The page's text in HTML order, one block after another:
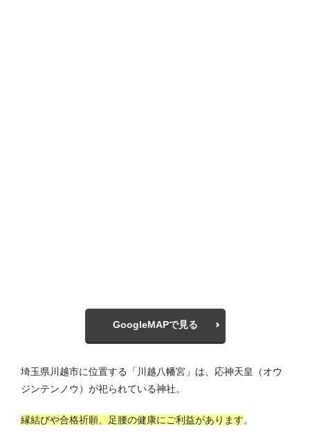
GoogleMAPで見る
埼玉県川越市に位置する「川越八幡宮」は、応神天皇（オウ
ジンテンノウ）が祀られている神社。
縁結びや合格祈願、足腰の健康にご利益があります。